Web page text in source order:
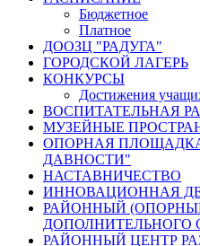
Бюджетное
Платное
ДООЗЦ "РАДУГА"
ГОРОДСКОЙ ЛАГЕРЬ
КОНКУРСЫ
Достижения
ВОСПИТАТЕЛЬНАЯ
МУЗЕЙНЫЕ
ОПОРНАЯ
ДАВНОСТИ"
НАСТАВНИЧЕСТВО
ИННОВАЦИОННАЯ
РАЙОННЫЙ
ДОПОЛНИТЕЛЬНОГО
РАЙОННЫЙ ЦЕНТР